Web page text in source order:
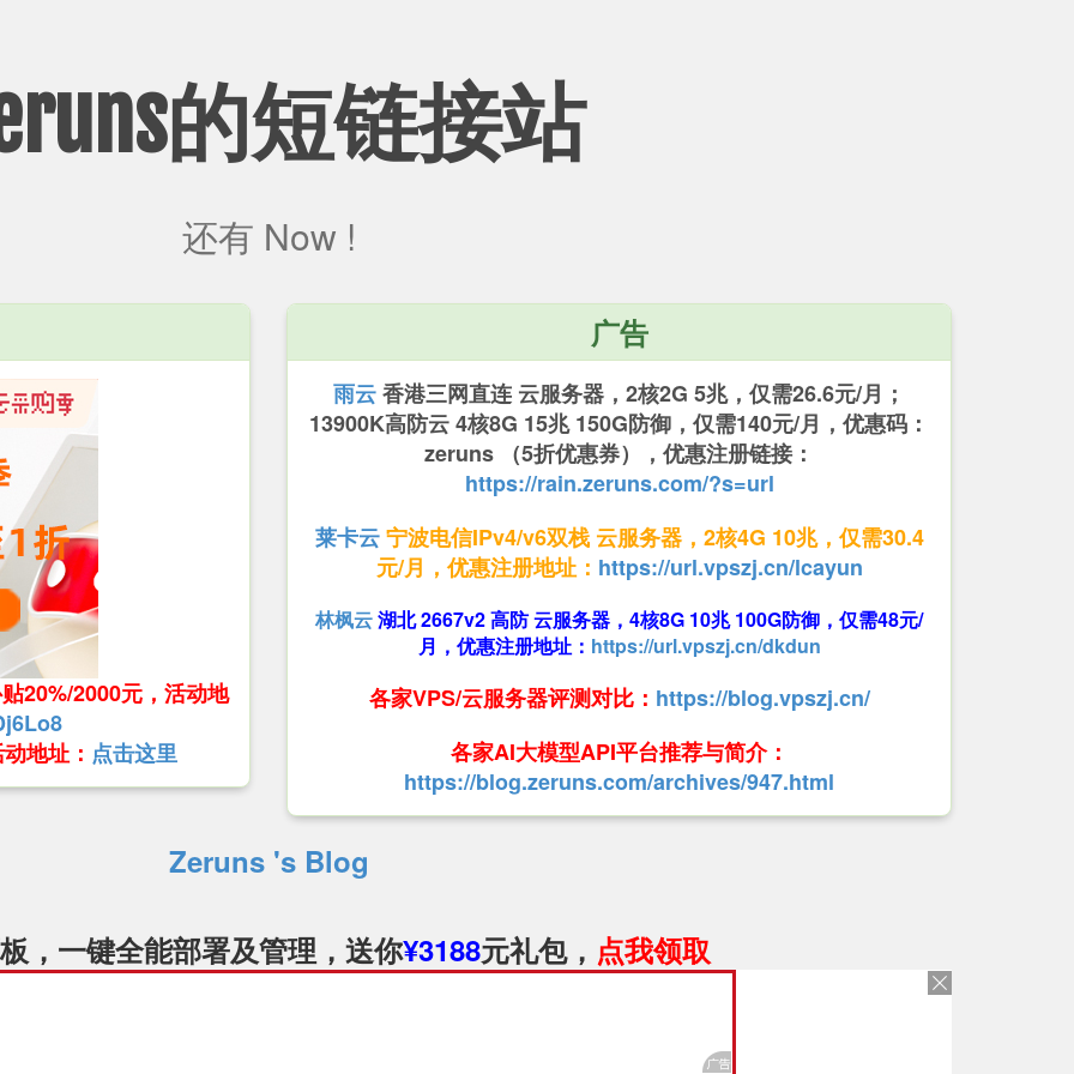
的短链接站
还有 Now !
20%/2000元，活动地
地址： 点击这里
广告
雨云香港三网直连 云服务器，2核2G 5兆，仅需26.6元/月；
13900K高防云 4核8G 15兆 150G防御，仅需140元/月，优惠码：
zeruns （5折优惠券），优惠注册链接：
https://rain.zeruns.com/?s=url
莱卡云宁波电信IPv4/v6双栈 云服务器，2核4G 10兆，仅需30.4
元/月，优惠注册地址： https://url.vpszj.cn/lcayun
林枫云湖北 2667v2 高防 云服务器，4核8G 10兆 100G防御，仅需48元/
月，优惠注册地址： https://url.vpszj.cn/dkdun
各家VPS/云服务器评测对比： https://blog.vpszj.cn/
各家AI大模型API平台推荐与简介：
https://blog.zeruns.com/archives/947.html
Zeruns 's Blog
，一键全能部署及管理，送你¥3188元礼包， 点我领取